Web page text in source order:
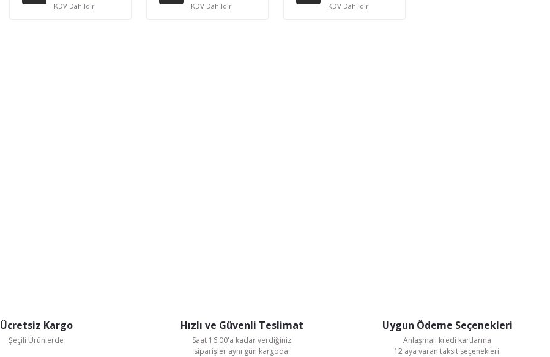
KDV Dahildir KDV Dahildir KDV Dahildir
Ücretsiz Kargo
Şeçili Ürünlerde
Hızlı ve Güvenli Teslimat
Saat 16:00'a kadar verdiğiniz
siparişler aynı gün kargoda.
Uygun Ödeme Seçenekleri
Anlaşmalı kredi kartlarına
12 aya varan taksit seçenekleri.